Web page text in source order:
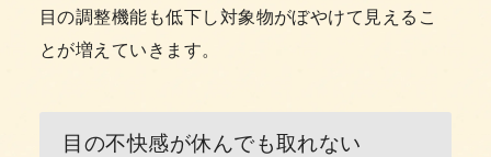
目の調整機能も低下し対象物がぼやけて見えるこ
とが増えていきます。
目の不快感が休んでも取れない